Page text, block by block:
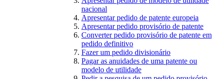
nacional
Apresentar pedido de patente europeia
Apresentar pedido provisório de patente
Converter pedido provisório de patente em
pedido definitivo
Fazer um pedido divisionário
Pagar as anuidades de uma patente ou
modelo de utilidade